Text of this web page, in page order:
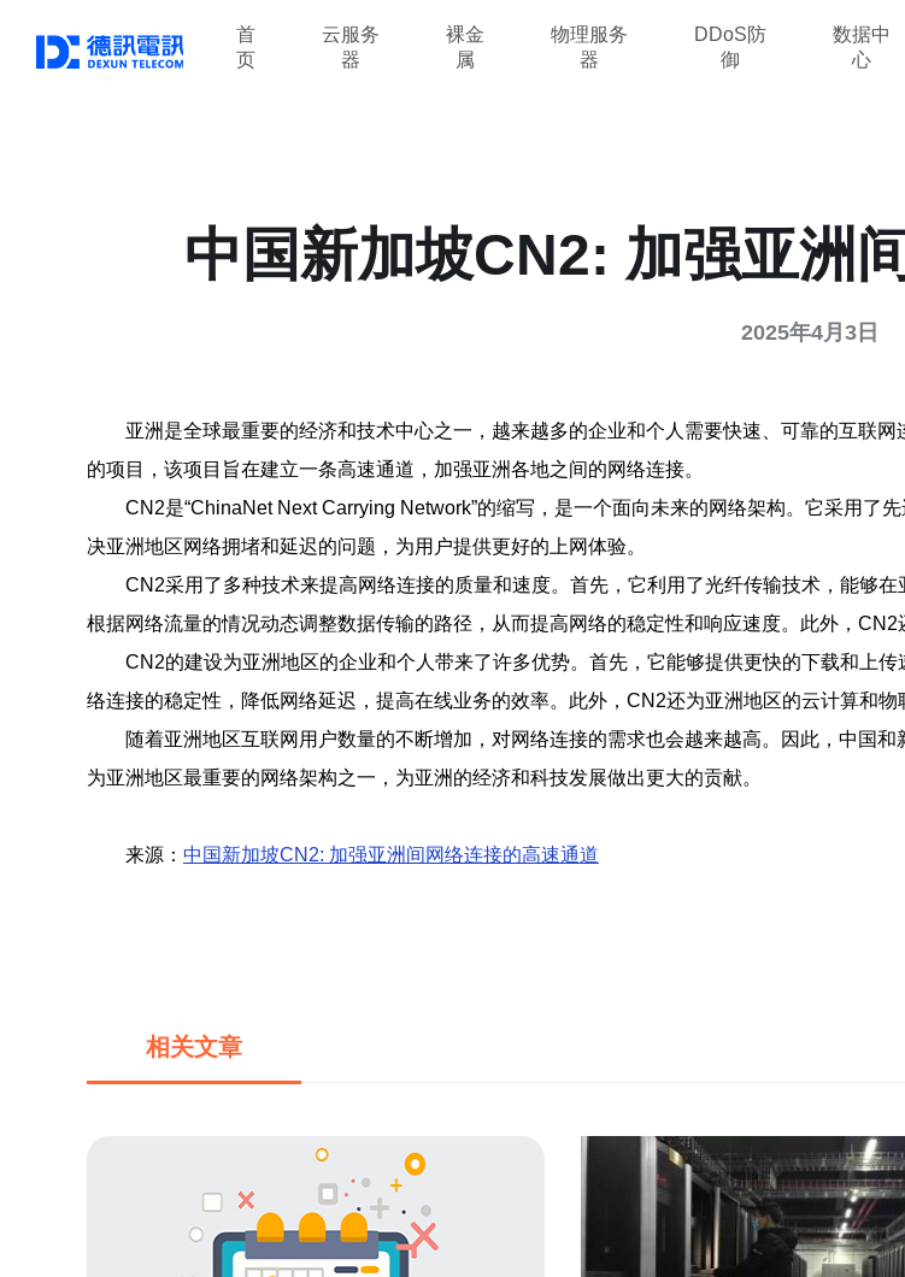
首
页
云服务
器
裸金
属
物理服务
器
DDoS防
御
数据中
心
中国新加坡CN2: 加强亚洲
2025年4月3日
亚洲是全球最重要的经济和技术中心之一，越来越多的企业和个人需要快速、可靠的互联
的项目，该项目旨在建立一条高速通道，加强亚洲各地之间的网络连接。
CN2是“ChinaNet Next Carrying Network”的缩写，是一个面向未来的网络架构。它采用了
决亚洲地区网络拥堵和延迟的问题，为用户提供更好的上网体验。
CN2采用了多种技术来提高网络连接的质量和速度。首先，它利用了光纤传输技术，能够
根据网络流量的情况动态调整数据传输的路径，从而提高网络的稳定性和响应速度。此外，
CN2的建设为亚洲地区的企业和个人带来了许多优势。首先，它能够提供更快的下载和上
络连接的稳定性，降低网络延迟，提高在线业务的效率。此外，CN2还为亚洲地区的云计算和物
随着亚洲地区互联网用户数量的不断增加，对网络连接的需求也会越来越高。因此，中国
为亚洲地区最重要的网络架构之一，为亚洲的经济和科技发展做出更大的贡献。
来源： 中国新加坡CN2: 加强亚洲间网络连接的高速通道
相关文章